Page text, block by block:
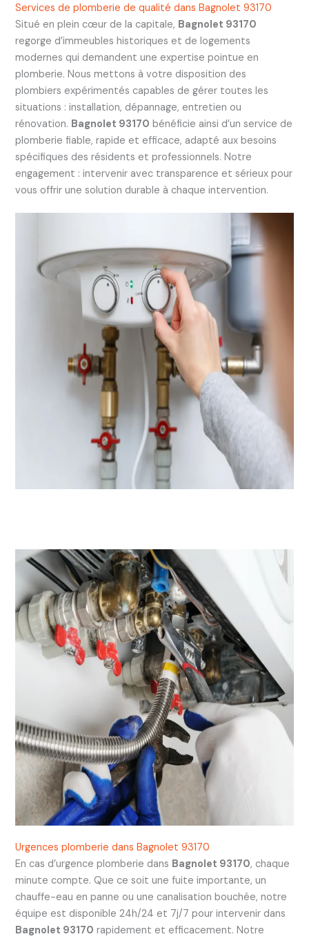
Services de plomberie de qualité dans Bagnolet 93170
Situé en plein cœur de la capitale, Bagnolet 93170
regorge d’immeubles historiques et de logements
modernes qui demandent une expertise pointue en
plomberie. Nous mettons à votre disposition des
plombiers expérimentés capables de gérer toutes les
situations : installation, dépannage, entretien ou
rénovation. Bagnolet 93170 bénéficie ainsi d’un service de
plomberie fiable, rapide et efficace, adapté aux besoins
spécifiques des résidents et professionnels. Notre
engagement : intervenir avec transparence et sérieux pour
vous offrir une solution durable à chaque intervention.
Urgences plomberie dans Bagnolet 93170
En cas d’urgence plomberie dans Bagnolet 93170, chaque
minute compte. Que ce soit une fuite importante, un
chauffe-eau en panne ou une canalisation bouchée, notre
équipe est disponible 24h/24 et 7j/7 pour intervenir dans
Bagnolet 93170 rapidement et efficacement. Notre